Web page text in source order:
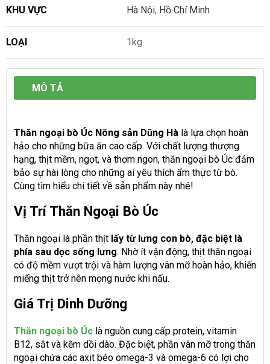
KHU VỰC Hà Nội, Hồ Chí Minh
LOẠI 1kg
MÔ TẢ
Thăn ngoại bò Úc Nông sản Dũng Hà là lựa chọn hoàn
hảo cho những bữa ăn cao cấp. Với chất lượng thượng
hạng, thịt mềm, ngọt, và thơm ngon, thăn ngoại bò Úc đảm
bảo sự hài lòng cho những ai yêu thích ẩm thực từ bò.
Cùng tìm hiểu chi tiết về sản phẩm này nhé!
Vị Trí Thăn Ngoại Bò Úc
Thăn ngoại là phần thịt lấy từ lưng con bò, đặc biệt là
phía sau dọc sống lưng. Nhờ ít vận động, thịt thăn ngoại
có độ mềm vượt trội và hàm lượng vân mỡ hoàn hảo, khiến
miếng thịt trở nên mọng nước khi nấu.
Giá Trị Dinh Dưỡng
Thăn ngoại bò Úc là nguồn cung cấp protein, vitamin
B12, sắt và kẽm dồi dào. Đặc biệt, phần vân mỡ trong thăn
ngoại chứa các axit béo omega-3 và omega-6 có lợi cho